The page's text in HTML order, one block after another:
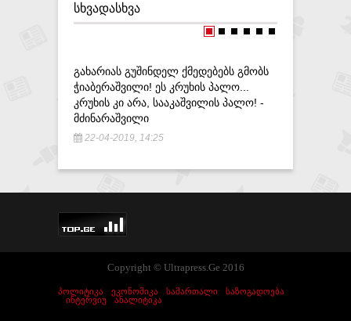
ᲡᲮᲕᲐᲓᲐᲡᲮᲕᲐ
ᲒᲐᲮᲐᲠᲘᲐᲡ ᲒᲣᲨᲘᲜᲓᲔᲚ ᲥᲛᲔᲓᲔᲑᲔᲑᲡ ᲒᲛᲝᲑᲡ
ᲭᲘᲐᲑᲔᲠᲐᲨᲕᲘᲚᲘ! ᲔᲡ ᲙᲠᲣᲮᲘᲡ ᲞᲐᲚᲝ...
ᲙᲠᲣᲮᲘᲡ ᲙᲘ ᲐᲠᲐ, ᲡᲐᲐᲙᲐᲨᲕᲘᲚᲘᲡ ᲞᲐᲚᲝ! -
ᲛᲫᲘᲜᲐᲠᲐᲨᲕᲘᲚᲘ
22-04-2019, 14:25
Copyright © Ultrapress.Ge 2016
ᲞᲝᲚᲘᲢᲘᲙᲐ ᲔᲙᲝᲜᲝᲛᲘᲙᲐ ᲡᲐᲛᲐᲠᲗᲐᲚᲘ
ᲡᲐᲖᲝᲒᲐᲓᲝᲔᲑᲐ
ᲘᲜᲢᲔᲠᲕᲘᲣ
ᲐᲜᲐᲚᲘᲢᲘᲙᲐ